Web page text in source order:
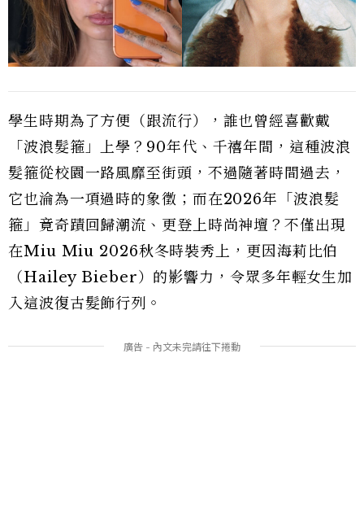
學生時期為了方便（跟流行），誰也曾經喜歡戴
「波浪髮箍」上學？90年代、千禧年間，這種波浪
髮箍從校園一路風靡至街頭，不過隨著時間過去，
它也淪為一項過時的象徵；而在2026年「波浪髮
箍」竟奇蹟回歸潮流、更登上時尚神壇？不僅出現
在Miu Miu 2026秋冬時裝秀上，更因海莉比伯
（Hailey Bieber）的影響力，令眾多年輕女生加
入這波復古髮飾行列。